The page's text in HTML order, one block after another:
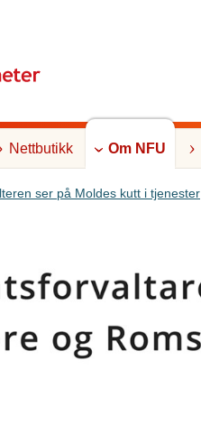
Nettbutikk Om NFU
ser på Moldes kutt i tjenester